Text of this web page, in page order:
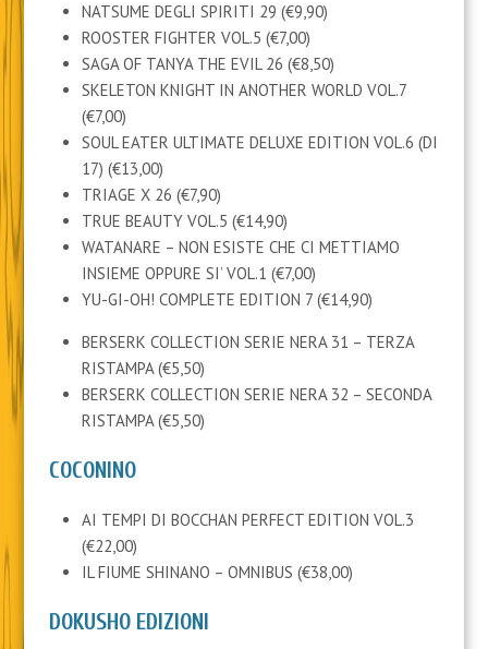
NATSUME DEGLI SPIRITI 29 (€9,90)
ROOSTER FIGHTER VOL.5 (€7,00)
SAGA OF TANYA THE EVIL 26 (€8,50)
SKELETON KNIGHT IN ANOTHER WORLD VOL.7
(€7,00)
SOUL EATER ULTIMATE DELUXE EDITION VOL.6 (DI
17) (€13,00)
TRIAGE X 26 (€7,90)
TRUE BEAUTY VOL.5 (€14,90)
WATANARE – NON ESISTE CHE CI METTIAMO
INSIEME OPPURE SI’ VOL.1 (€7,00)
YU-GI-OH! COMPLETE EDITION 7 (€14,90)
BERSERK COLLECTION SERIE NERA 31 – TERZA
RISTAMPA (€5,50)
BERSERK COLLECTION SERIE NERA 32 – SECONDA
RISTAMPA (€5,50)
COCONINO
AI TEMPI DI BOCCHAN PERFECT EDITION VOL.3
(€22,00)
IL FIUME SHINANO – OMNIBUS (€38,00)
DOKUSHO EDIZIONI